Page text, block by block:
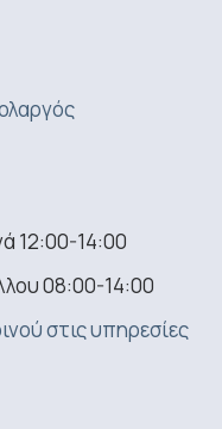
12:00-14:00
08:00-14:00
στις υπηρεσίες